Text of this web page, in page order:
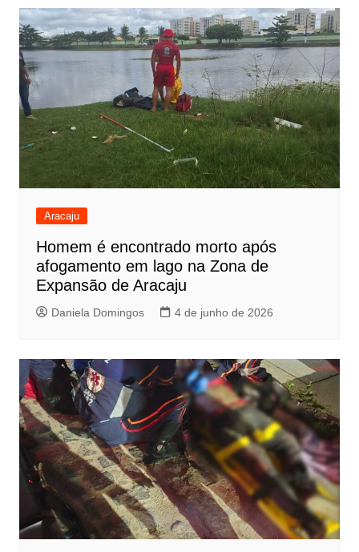
Aracaju
Homem é encontrado morto após
afogamento em lago na Zona de
Expansão de Aracaju
Daniela Domingos 4 de junho de 2026